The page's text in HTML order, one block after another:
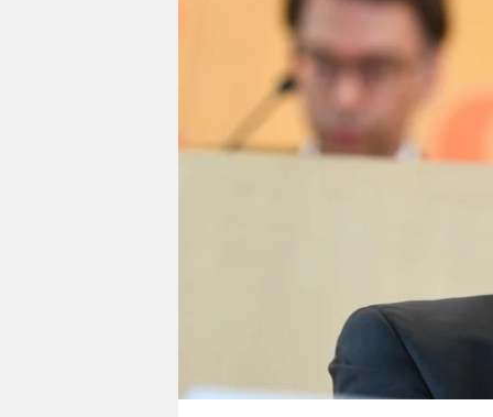
wahrheit
veranstaltungen